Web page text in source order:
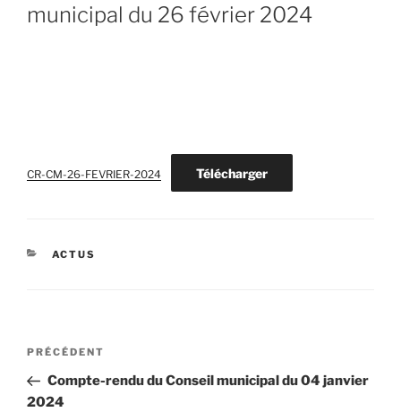
municipal du 26 février 2024
CR-CM-26-FEVRIER-2024 Télécharger
CATÉGORIES
ACTUS
Navigation
l’article
Article
précédent
PRÉCÉDENT
Compte-rendu du Conseil municipal du 04 janvier
2024